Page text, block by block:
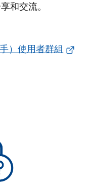
和交流。
）使用者群組